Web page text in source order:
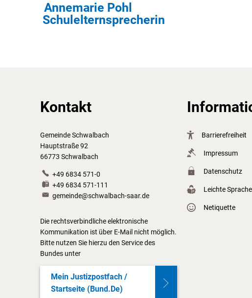
Annemarie Pohl
Schulelternsprecherin
Kontakt
Gemeinde Schwalbach
Hauptstraße 92
66773 Schwalbach
+49 6834 571-0
+49 6834 571-111
gemeinde@schwalbach-saar.de
Die rechtsverbindliche elektronische
Kommunikation ist über E-Mail nicht möglich.
Bitte nutzen Sie hierzu den Service des
Bundes unter
Mein Justizpostfach /
Startseite (bund.de)
Barrierefreiheit
Impressum
Datenschutz
Leichte Sprache
Netiquette